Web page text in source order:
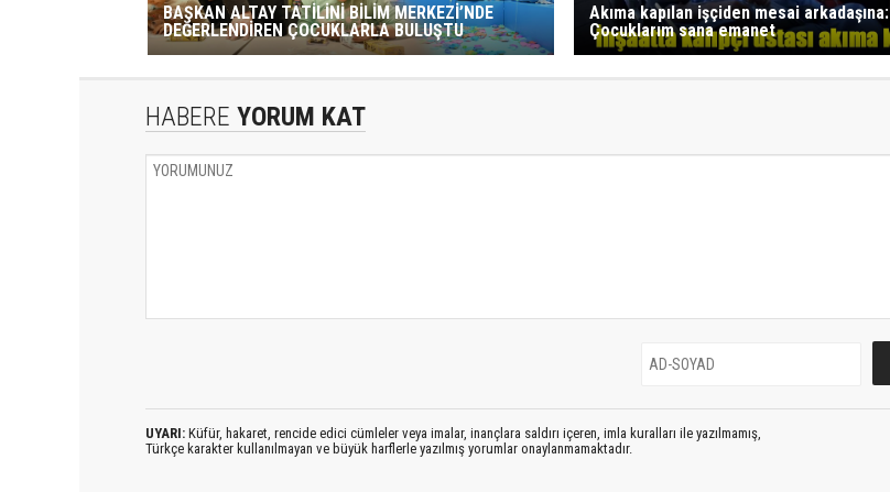
BAŞKAN ALTAY TATİLİNİ BİLİM MERKEZİ’NDE
DEĞERLENDİREN ÇOCUKLARLA BULUŞTU
Akıma kapılan işçiden mesai arkadaşına:
Çocuklarım sana emanet
HABERE YORUM KAT
UYARI: Küfür, hakaret, rencide edici cümleler veya imalar, inançlara saldırı içeren, imla kuralları ile yazılmamış,
Türkçe karakter kullanılmayan ve büyük harflerle yazılmış yorumlar onaylanmamaktadır.